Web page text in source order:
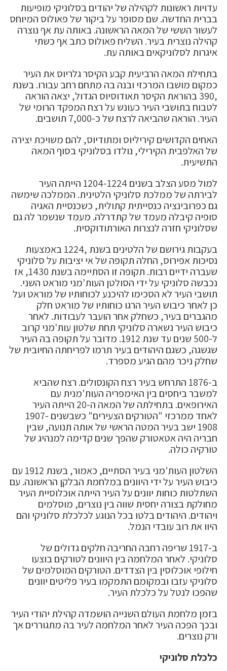
עדויות ראשונות לקהילה של יהודים בסלוניקי מופיעות
בברית החדשה. שם מסופר על ביקור של פאולוס המיוחס
לעשור הששי של המאה הראשונה. באותה עת אף נוצרה
קהילה נוצרית בעיר. השליח פאולוס כתב אף כשתי
איגרות לסלוניקאים באותה עת.
בתחילת המאה הרביעית קבע הקיסר גלריוס את העיר
כמקום מושבו המרכזי ובנה בה מתחם רחב עבורו. בשנת
,390 בהוראת הקיסר תאודוסיוס הגדול, יצאה הוראה
לטבוח בתושבי העיר כעונש על רצח המפקד הרומי של
העיר. הוראה שהביאה לרצח של כ-7,000 תושבים.
האחים הקדושים קיריליוס ומתודיוס, להם משויכת יצירה
של האלפבית הקירילי, נולדו בסלוניקי בסוף המאה
התשיעית.
למול מסע הצלב בשנים 1204-1224 הייתה העיר
לבירתה של ממלכת סלוניקי הלטינית. הממלכה שימשה
גם כפרובינציה כנסייתית קתולית, כשכנסיית האגיה
סופיה קיבלה מעמד של קתדרלה. מעמד שנשמר לה גם
שסלוניקי חזרה לנצרות האורתודוקסית.
בעקבות גירושם של הלטינים בשנת ,1224 באמצעות
נסיכות אפירוס, החלה תקופה של אי יציבות על סלוניקי
שעברה ידיים רבות. תקופה זו הסתיימה בשנת 1430, אז
נכבשה סלוניקי על ידי הסולטן העות'מני מוראט השני.
תושבי העיר לא הסכימו להיכנע לכוחותיו של מוראט ועל
כן לאחר כיבוש העיר הרגו כוחותיו של מוראט חלק
מהגברים בעיר, כשחלק אחר הועבר לעבודות. לאחר
כיבוש העיר נשארה סלוניקי תחת שלטון עות'מני קרוב
ל-500 שנים עד שנת 1912. מדובר על תקופה בה העיר
שגשגה, כשגם היהודים בעיר תרמו לפריחתה החיובית של
שחלק ניכר מהם הגיע מספרד.
ב-1876 התרחש בעיר רצח הקונסולים. רצח שהביא
למשבר ביחסים בין האימפריה העות'מנית עם
האירופאים. בתחילתה של המאה ה-20 הייתה העיר
לאחד ממרכזי "הטורקים הצעירים" כשבשנים 1907-
1908 ישב בעיר המטה הראשי של אותה תנועה, שבין
חבריה היה אטאטורק שהפך שנים קדימה למנהיג של
טורקיה כולה.
השלטון העות'מני בעיר הסתיים, כאמור, בשנת 1912 עם
כיבוש העיר על ידי היוונים במלחמת הבלקן הראשונה. עם
השתלטות כוחות יוונים על העיר הייתה אוכלוסיית העיר
מחולקת בצורה יחסית שווה בין נוצרים, מוסלמים
ויהודים. היהודים בלטו בכל הנוגע לכלכלת סלוניקי והם
היוו את רוב עובדי הנמל.
ב-1917 שריפה רחבה החריבה חלקים גדולים של
סלוניקי. לאחר המלחמה בין היוונים לטורקים בוצעו
חילופי אוכלוסין בין הצדדים. הטורקים המוסלמים של
סלוניקי עזבו ובמקומם התמקמו בעיר פליטים יוונים
שהפכו לנטל על כלכלת העיר.
בזמן מלחמת העולם השנייה הושמדה קהילת יהודי העיר
ובכך הפכה העיר לאחר המלחמה לעיר בה מתגוררים אך
ורק נוצרים.
כלכלת סלוניקי